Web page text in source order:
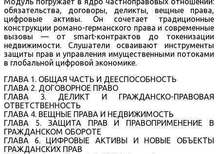
обязательства, договоры, деликты, вещные права,
цифровые активы. Он сочетает традиционные
конструкции романо-германского права и современные
вызовы — от smart-контрактов до токенизации
недвижимости. Слушатели осваивают инструменты
защиты прав и управления имущественными потоками
в глобальной цифровой экономике.
ГЛАВА 1. ОБЩАЯ ЧАСТЬ И ДЕЕСПОСОБНОСТЬ
ГЛАВА 2. ДОГОВОРНОЕ ПРАВО
ГЛАВА 3. ДЕЛИКТ И ГРАЖДАНСКО-ПРАВОВАЯ
ОТВЕТСТВЕННОСТЬ
ГЛАВА 4. ВЕЩНЫЕ ПРАВА И НЕДВИЖИМОСТЬ
ГЛАВА 5. ЗАЩИТА ПРАВ И ПРАВОПРИМЕНЕНИЕ В
ГРАЖДАНСКОМ ОБОРОТЕ
ГЛАВА 6. ЦИФРОВЫЕ АКТИВЫ И НОВЫЕ ОБЪЕКТЫ
ГРАЖДАНСКИХ ПРАВ